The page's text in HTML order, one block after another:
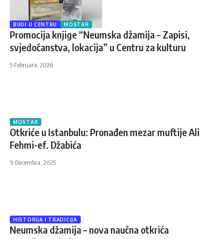
BUDI U CENTRU MOSTAR
Promocija knjige “Neumska džamija – Zapisi,
svjedočanstva, lokacija” u Centru za kulturu
5 Februara, 2026
MOSTAR
Otkriće u Istanbulu: Pronađen mezar muftije Ali
Fehmi-ef. Džabića
9 Decembra, 2025
HISTORIJA I TRADICIJA
Neumska džamija – nova naučna otkrića